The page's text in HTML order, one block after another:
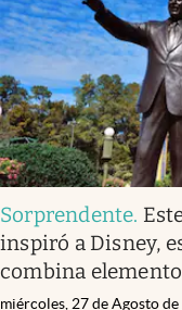
Sorprendente.
inspiró a Disney,
combina
miércoles, 27 de Agosto